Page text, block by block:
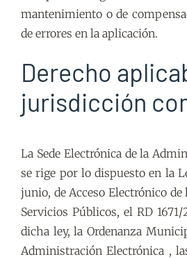
mantenimiento o de
de errores en la aplicación.
Derecho
jurisdicción
La Sede Electrónica de la
se rige por lo dispuesto en la
junio, de Acceso Electrónico de
Servicios Públicos, el RD
dicha ley, la Ordenanza
Administración Electrónica ,